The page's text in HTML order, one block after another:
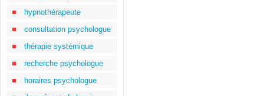
hypnothérapeute
consultation psychologue
thérapie systémique
recherche psychologue
horaires psychologue